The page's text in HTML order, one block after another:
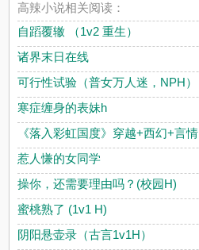
高辣小说相关阅读：
自蹈覆辙 （1v2 重生）
诸界末日在线
可行性试验（普女万人迷，NPH）
寒症缠身的表妹h
《落入彩虹国度》穿越+西幻+言情
惹人慊的女同学
操你，还需要理由吗？(校园H)
蜜桃熟了 (1v1 H)
阴阳悬壶录（古言1v1H）